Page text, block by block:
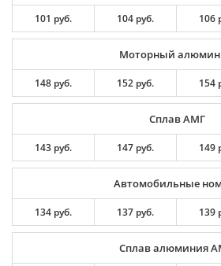
101 руб. 104 руб. 106
Моторный
148 руб. 152 руб. 154
Сплав АМГ
143 руб. 147 руб. 149
Автомобильные
134 руб. 137 руб. 139
Сплав алюминия